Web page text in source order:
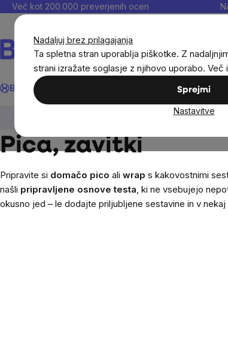
Nadaljuj brez prilagajanja
Ta spletna stran uporablja piškotke. Z
strani izražate soglasje z njihovo uporabo.
Sprejmi
Nastavitve
Preskoči
Več kot 200.000 preverjenih ocen
Išči
BrainMax® Prehranska
Pica, zavitki
Pripravite si domačo pico ali wrap s kakovostnimi
našli pripravljene osnove testa, ki ne vsebujejo
okusno jed – le dodajte priljubljene sestavine in v